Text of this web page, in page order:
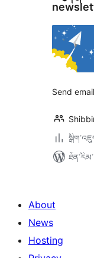
Send
About
News
Hosting